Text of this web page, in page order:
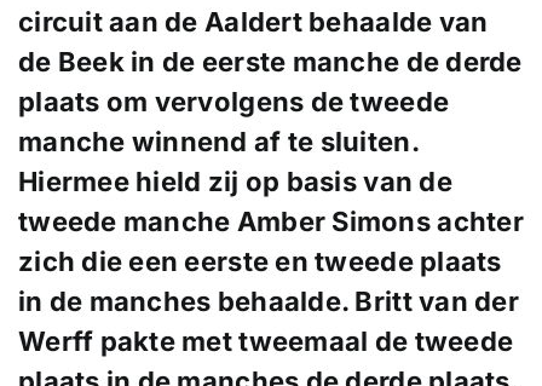
circuit aan de Aaldert behaalde van
de Beek in de eerste manche de derde
plaats om vervolgens de tweede
manche winnend af te sluiten.
Hiermee hield zij op basis van de
tweede manche Amber Simons achter
zich die een eerste en tweede plaats
in de manches behaalde. Britt van der
Werff pakte met tweemaal de tweede